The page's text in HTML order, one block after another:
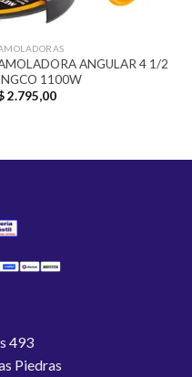
ANGULAR 4 1/2
1100W
2.795,00
493
Piedras